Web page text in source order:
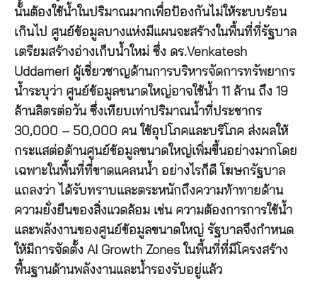
นั้นต้องใช้น้ำในปริมาณมากเพื่อป้องกันไม่ให้ระบบร้อน
เกินไป ศูนย์ข้อมูลบางแห่งมีแผนจะสร้างในพื้นที่ที่รัฐบาล
เตรียมสร้างอ่างเก็บน้ำใหม่ ซึ่ง ดร.Venkatesh
Uddameri ผู้เชี่ยวชาญด้านการบริหารจัดการทรัพยากร
น้ำระบุว่า ศูนย์ข้อมูลขนาดใหญ่อาจใช้น้ำ 11 ล้าน ถึง 19
ล้านลิตรต่อวัน ซึ่งเทียบเท่าปริมาณน้ำที่ประชากร
30,000 – 50,000 คน ใช้อุปโภคและบริโภค ส่งผลให้
กระแสต่อต้านศูนย์ข้อมูลขนาดใหญ่เพิ่มขึ้นอย่างมากโดย
เฉพาะในพื้นที่ที่ขาดแคลนน้ำ อย่างไรก็ดี โฆษกรัฐบาล
แถลงว่า ได้รับทราบและตระหนักถึงความท้าทายด้าน
ความยั่งยืนของสิ่งแวดล้อม เช่น ความต้องการการใช้น้ำ
และพลังงานของศูนย์ข้อมูลขนาดใหญ่ รัฐบาลจึงกำหนด
ให้มีการจัดตั้ง AI Growth Zones ในพื้นที่ที่มีโครงสร้าง
พื้นฐานด้านพลังงานและน้ำรองรับอยู่แล้ว